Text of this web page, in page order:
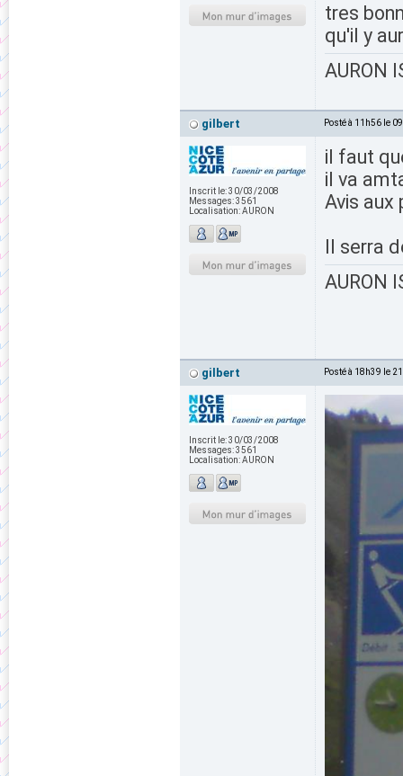
tres
qu'il y
AURON
gilbert Posté à 11h56 le
Inscrit le:30/03/2008
Messages:3561
Localisation:AURON
il faut
il va
Avis aux
Il serra
AURON
gilbert Posté à 18h39 le
Inscrit le:30/03/2008
Messages:3561
Localisation:AURON